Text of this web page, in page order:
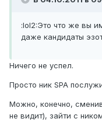
:lol2:Это что же вы
даже кандидаты
Ничего не успел.
Просто ник SPA
Можно, конечно,
не видит), зайти с